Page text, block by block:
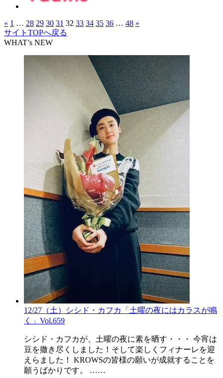
« 1 … 28 29 30 31 32 33 34 35 36 … 48 »
サイトTOPへ戻る
WHAT’s NEW
12/27（土）シシド・カフカ「土曜の夜にはカラスが鳴
く」Vol.659
シシド・カフカが、土曜の夜に素を晒す・・・ 今宵は
豆を撒き尽くしました！そして楽しくフィナーレを迎
えらました！ KROWSの皆様の願いが成就することを
願うばかりです。 ……